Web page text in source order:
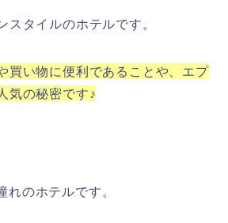
タイルのホテルです。
買い物に便利であることや、エプ
気の秘密です♪
のホテルです。